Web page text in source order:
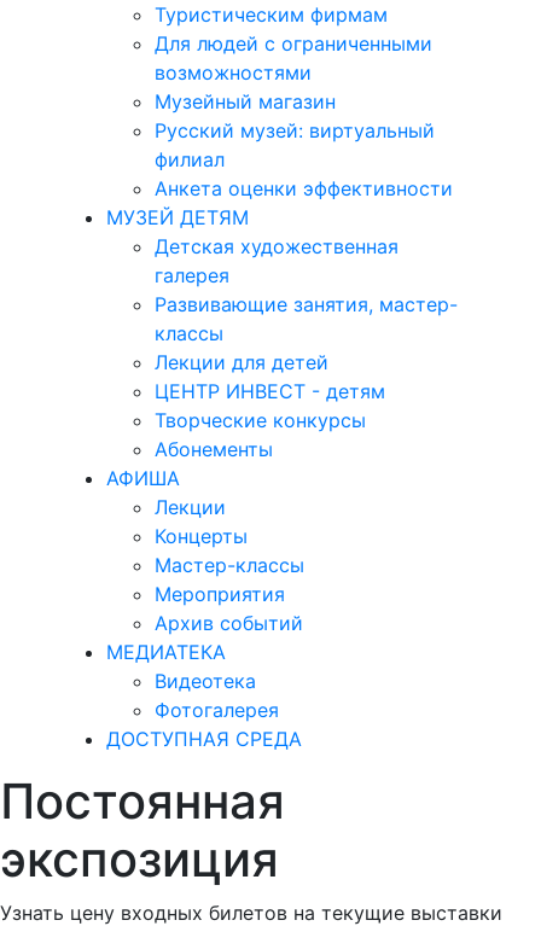
Туристическим фирмам
Для людей с ограниченными
возможностями
Музейный магазин
Русский музей: виртуальный
филиал
Анкета оценки эффективности
МУЗЕЙ ДЕТЯМ
Детская художественная
галерея
Развивающие занятия, мастер-
классы
Лекции для детей
ЦЕНТР ИНВЕСТ - детям
Творческие конкурсы
Абонементы
АФИША
Лекции
Концерты
Мастер-классы
Мероприятия
Архив событий
МЕДИАТЕКА
Видеотека
Фотогалерея
ДОСТУПНАЯ СРЕДА
Постоянная
экспозиция
Узнать цену входных билетов на текущие выставки